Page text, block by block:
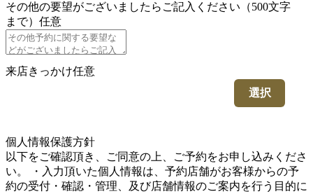
その他の要望がございましたらご記入ください（500文字
まで） 任意
来店きっかけ任意
選択
個人情報保護方針
以下をご確認頂き、ご同意の上、ご予約をお申し込みくださ
い。 ・入力頂いた個人情報は、予約店舗がお客様からの予
約の受付・確認・管理、及び店舗情報のご案内を行う目的に